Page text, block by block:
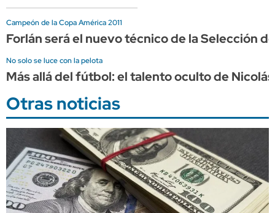
Campeón de la Copa América 2011
Forlán será el nuevo técnico de la Selección
No solo se luce con la pelota
Más allá del fútbol: el talento oculto de
Otras noticias